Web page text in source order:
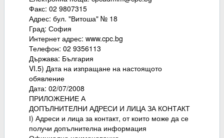
Факс: 02 9807315
Адрес: бул. "Витоша" № 18
Град: София
Интернет адрес: www.cpc.bg
Телефон: 02 9356113
Държава: България
VI.5) Дата на изпращане на настоящото
обявление
Дата: 02/07/2008
ПРИЛОЖЕНИЕ А
ДОПЪЛНИТЕЛНИ АДРЕСИ И ЛИЦА ЗА КОНТАКТ
І) Адреси и лица за контакт, от които може да се
получи допълнителна информация